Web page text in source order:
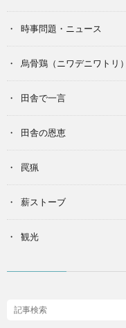
時事問題・ニュース
烏骨鶏（ニワデニワトリ）
田舎で一言
田舎の恩恵
罠猟
薪ストーブ
観光